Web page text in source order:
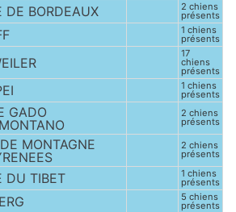
DE BORDEAUX 2 chiens
présents
1 chiens
présents
17
chiens
présents
1 chiens
présents
GADO
2 chiens
présents
MONTAGNE
2 chiens
présents
DU TIBET 1 chiens
présents
5 chiens
présents